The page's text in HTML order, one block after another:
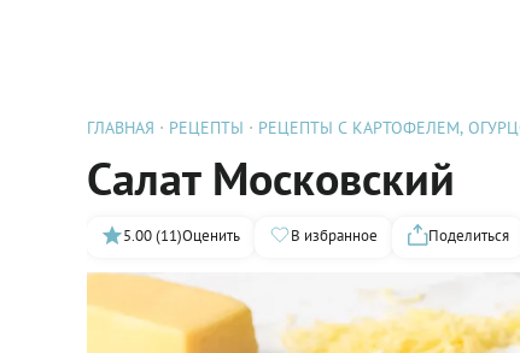
ГЛАВНАЯ РЕЦЕПТЫ РЕЦЕПТЫ С КАРТОФЕЛЕМ,
Салат Московский
5.00 (11)Оценить В избранное Поделиться